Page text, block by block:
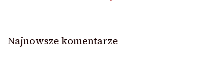
Najnowsze komentarze